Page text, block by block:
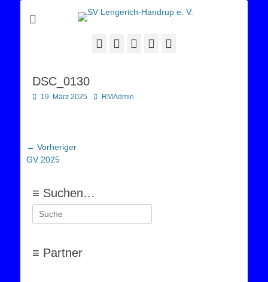
SV Lengerich-
Handrup e. V.
Sportverein Lengerich Handrup
Facebook
Twitter YouTube
DSC_0130
Posted
19. März 2025 AutorRMAdmin
Beitragsnavigation
← Vorheriger
Vorheriger
GV 2025
≡ Suchen…
Suchen
nach:
≡ Partner